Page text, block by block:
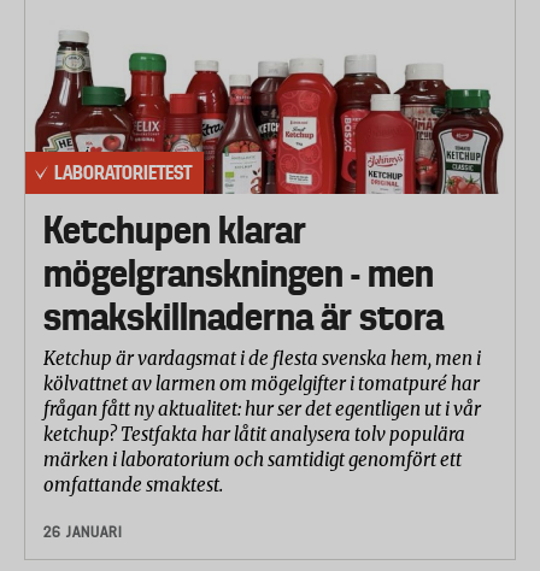
LABORATORIETEST
Ketchupen klarar
mögelgranskningen - men
smakskillnaderna är stora
Ketchup är vardagsmat i de flesta svenska hem, men i
kölvattnet av larmen om mögelgifter i tomatpuré har
frågan fått ny aktualitet: hur ser det egentligen ut i vår
ketchup? Testfakta har låtit analysera tolv populära
märken i laboratorium och samtidigt genomfört ett
omfattande smaktest.
26 JANUARI